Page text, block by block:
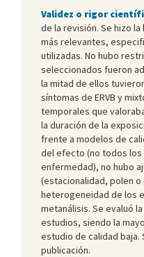
Validez o rigor
de la revisión. Se hizo
más relevantes,
utilizadas. No hubo
seleccionados fueron
la mitad de ellos
síntomas de ERVB y
temporales que
la duración de la
frente a modelos de
del efecto (no todos
enfermedad), no hubo
(estacionalidad, polen
heterogeneidad de los
metanálisis. Se evaluó
estudios, siendo la
estudio de calidad baja.
publicación.